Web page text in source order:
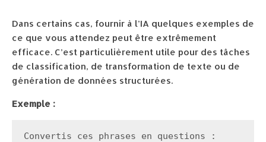
Dans certains cas, fournir à l’IA quelques exemples de
ce que vous attendez peut être extrêmement
efficace. C’est particulièrement utile pour des tâches
de classification, de transformation de texte ou de
génération de données structurées.
Exemple :
Convertis ces phrases en questions :